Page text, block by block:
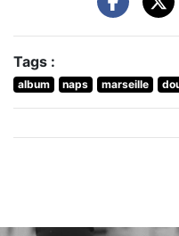
Tags :
album naps marseille